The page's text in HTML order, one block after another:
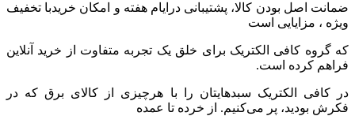
ضمانت اصل بودن کالا، پشتیبانی درایام هفته و امکان خریدبا تخفیف
ویژه ، مزایایی است
که گروه کافی الکتریک برای خلق یک تجربه متفاوت از خرید آنلاین
فراهم کرده است.
در کافی الکتریک سبدهایتان را با هرچیزی از کالای برق که در
فکرش بودید، پر می‌کنیم. از خرده تا عمده